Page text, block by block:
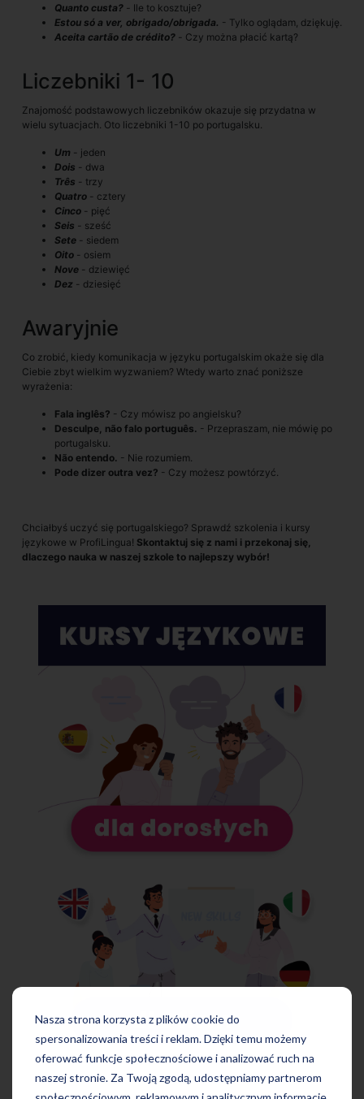
Nasza strona korzysta z plików cookie do
spersonalizowania treści i reklam. Dzięki temu możemy
oferować funkcje społecznościowe i analizować ruch na
naszej stronie. Za Twoją zgodą, udostępniamy partnerom
Quanto custa? - Ile to kosztuje?
Estou só a ver, obrigado/obrigada. - Tylko oglądam, dziękuję.
Aceita cartão de crédito? - Czy można płacić kartą?
Liczebniki 1- 10
Znajomość podstawowych liczebników okazuje się przydatna w
wielu sytuacjach. Oto liczebniki 1-10 po portugalsku.
Um - jeden
Dois - dwa
Três - trzy
Quatro - cztery
Cinco - pięć
Seis - sześć
Sete - siedem
Oito - osiem
Nove - dziewięć
Dez - dziesięć
Awaryjnie
Co zrobić, kiedy komunikacja w języku portugalskim okaże się dla
Ciebie zbyt wielkim wyzwaniem? Wtedy warto znać poniższe
wyrażenia:
Fala inglês? - Czy mówisz po angielsku?
Desculpe, não falo português. - Przepraszam, nie mówię po
portugalsku.
Não entendo. - Nie rozumiem.
Pode dizer outra vez? - Czy możesz powtórzyć.
Chciałbyś uczyć się portugalskiego? Sprawdź szkolenia i kursy
językowe w ProfiLingua! Skontaktuj się z nami i przekonaj się,
dlaczego nauka w naszej szkole to najlepszy wybór!